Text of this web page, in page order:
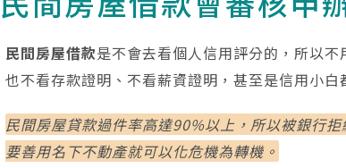
民間房屋借款是不會去看個人信用評分的，所以
也不看存款證明、不看薪資證明，甚至是信用小白
民間房屋貸款過件率高達90%以上，所以被銀行
要善用名下不動產就可以化危機為轉機。